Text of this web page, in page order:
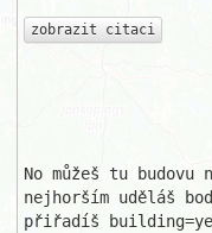
zobrazit citaci
No můžeš tu
nejhorším uděláš
přiřadíš